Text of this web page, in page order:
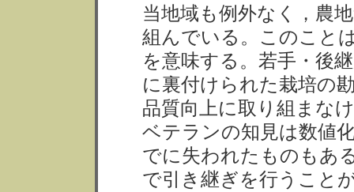
当地域も例外なく，農
組んでいる。このこと
を意味する。若手・後
に裏付けられた栽培の
品質向上に取り組まな
ベテランの知見は数値
でに失われたものもあ
で引き継ぎを行うこと